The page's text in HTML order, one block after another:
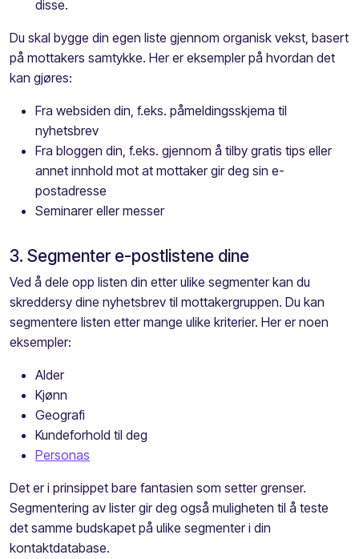
disse.
Du skal bygge din egen liste gjennom organisk vekst, basert
på mottakers samtykke. Her er eksempler på hvordan det
kan gjøres:
Fra websiden din, f.eks. påmeldingsskjema til
nyhetsbrev
Fra bloggen din, f.eks. gjennom å tilby gratis tips eller
annet innhold mot at mottaker gir deg sin e-
postadresse
Seminarer eller messer
3. Segmenter e-postlistene dine
Ved å dele opp listen din etter ulike segmenter kan du
skreddersy dine nyhetsbrev til mottakergruppen. Du kan
segmentere listen etter mange ulike kriterier. Her er noen
eksempler:
Alder
Kjønn
Geografi
Kundeforhold til deg
Personas
Det er i prinsippet bare fantasien som setter grenser.
Segmentering av lister gir deg også muligheten til å teste
det samme budskapet på ulike segmenter i din
kontaktdatabase.